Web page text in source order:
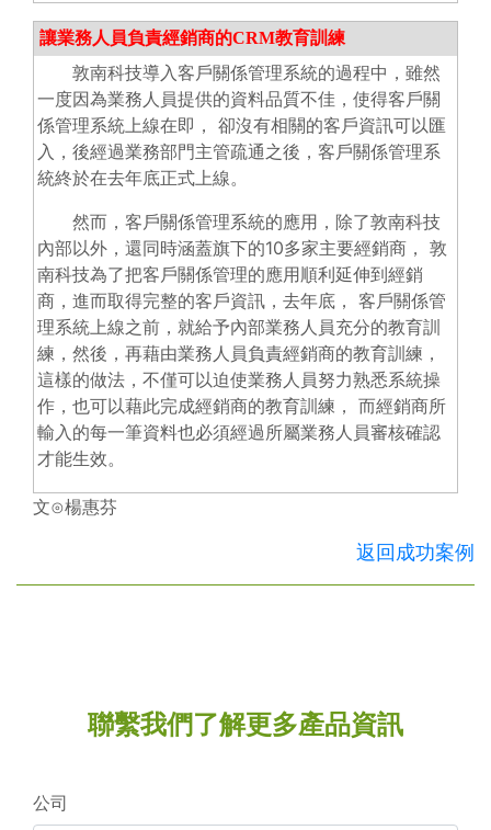
讓業務人員負責經銷商的CRM教育訓練
敦南科技導入客戶關係管理系統的過程中，雖然
一度因為業務人員提供的資料品質不佳，使得客戶關
係管理系統上線在即， 卻沒有相關的客戶資訊可以匯
入，後經過業務部門主管疏通之後，客戶關係管理系
統終於在去年底正式上線。
然而，客戶關係管理系統的應用，除了敦南科技
內部以外，還同時涵蓋旗下的10多家主要經銷商， 敦
南科技為了把客戶關係管理的應用順利延伸到經銷
商，進而取得完整的客戶資訊，去年底， 客戶關係管
理系統上線之前，就給予內部業務人員充分的教育訓
練，然後，再藉由業務人員負責經銷商的教育訓練，
這樣的做法，不僅可以迫使業務人員努力熟悉系統操
作，也可以藉此完成經銷商的教育訓練， 而經銷商所
輸入的每一筆資料也必須經過所屬業務人員審核確認
才能生效。
文⊙楊惠芬
返回成功案例
聯繫我們了解更多產品資訊
公司